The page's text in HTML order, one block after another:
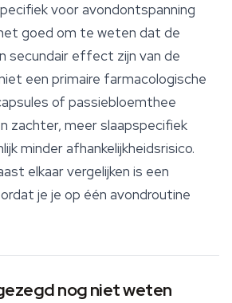
voor avondontspanning
goed om te weten dat de
secundair effect zijn van de
een primaire farmacologische
of passiebloemthee
zachter, meer slaapspecifiek
minder afhankelijkheidsrisico.
elkaar vergelijken is een
je je op één avondroutine
nog niet weten